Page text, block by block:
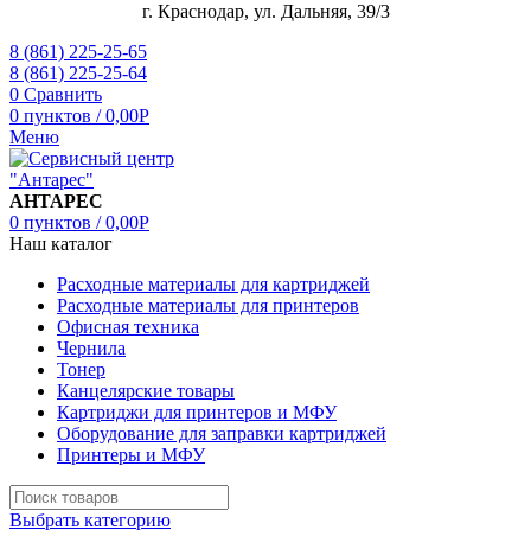
г. Краснодар, ул. Дальняя, 39/3
8 (861) 225-25-65
8 (861) 225-25-64
0 Сравнить
0 пунктов / 0,00Р
Меню
АНТАРЕС
0 пунктов / 0,00Р
Наш каталог
Расходные материалы для картриджей
Расходные материалы для принтеров
Офисная техника
Чернила
Тонер
Канцелярские товары
Картриджи для принтеров и МФУ
Оборудование для заправки картриджей
Принтеры и МФУ
Выбрать категорию